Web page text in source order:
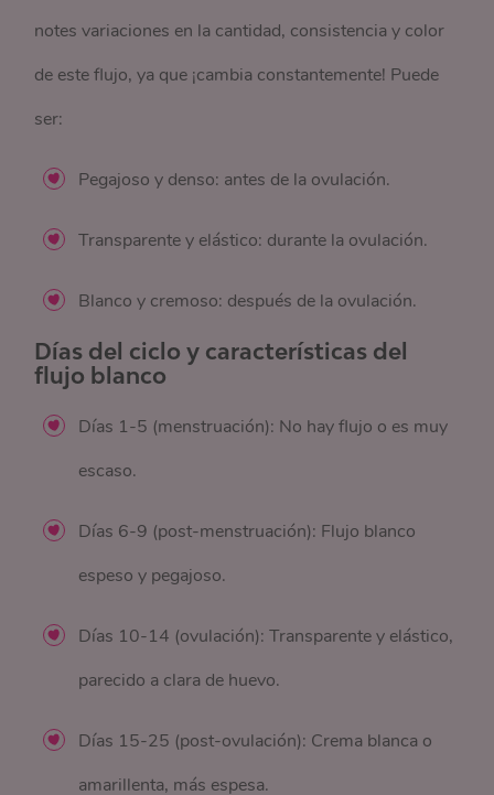
notes variaciones en la cantidad, consistencia y color
de este flujo, ya que ¡cambia constantemente! Puede
ser:
Pegajoso y denso: antes de la ovulación.
Transparente y elástico: durante la ovulación.
Blanco y cremoso: después de la ovulación.
Días del ciclo y características del
flujo blanco
Días 1-5 (menstruación): No hay flujo o es muy
escaso.
Días 6-9 (post-menstruación): Flujo blanco
espeso y pegajoso.
Días 10-14 (ovulación): Transparente y elástico,
parecido a clara de huevo.
Días 15-25 (post-ovulación): Crema blanca o
amarillenta, más espesa.